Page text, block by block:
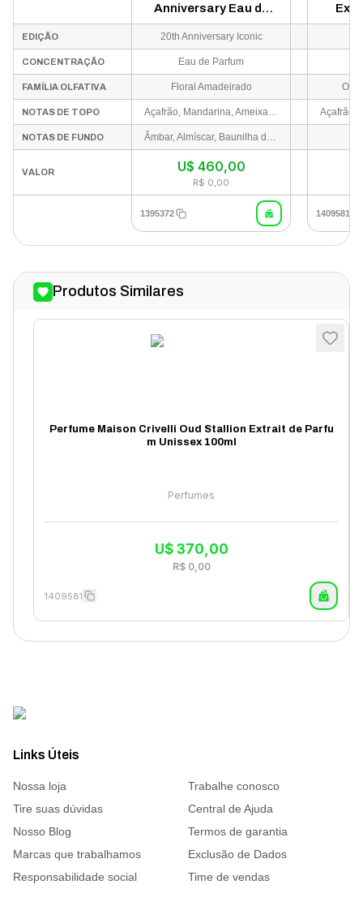
Anniversary Eau de
Parfum Feminino 50ml
EDIÇÃO 20th Anniversary Iconic
CONCENTRAÇÃO Eau de Parfum
FAMÍLIA OLFATIVA Floral Amadeirado
NOTAS DE TOPO Açafrão, Mandarina, Ameixa, Bergamota e Pimenta Rosa.
NOTAS DE FUNDO Âmbar, Almíscar, Baunilha de Madagascar, Patchouli, Cedro e Sândalo.
VALOR U$ 460,00
R$ 0,00
1395372 1409581
Produtos Similares
Perfume Maison Crivelli Oud Stallion Extrait de Parfu
m Unissex 100ml
Perfumes
U$ 370,00
R$ 0,00
1409581
Links Úteis
Nossa loja
Trabalhe conosco
Tire suas dúvidas
Central de Ajuda
Nosso Blog
Termos de garantia
Marcas que trabalhamos
Exclusão de Dados
Responsabilidade social
Time de vendas